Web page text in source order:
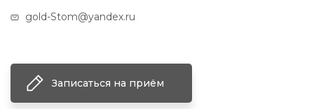
gold-Stom@yandex.ru
Записаться на приём